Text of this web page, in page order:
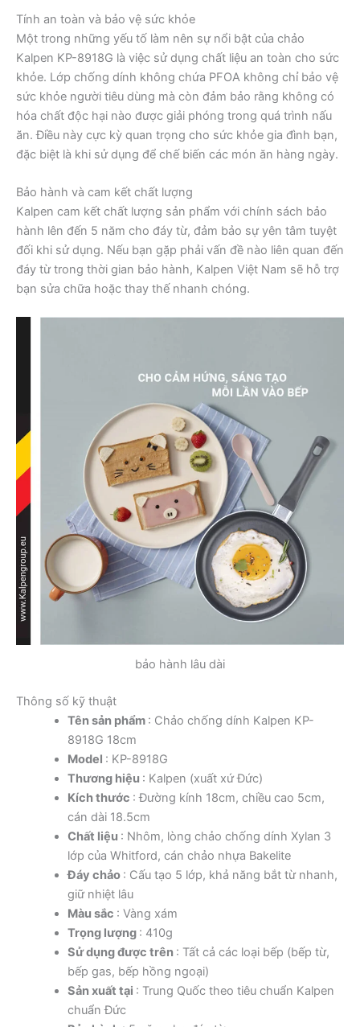
Tính an toàn và bảo vệ sức khỏe
Một trong những yếu tố làm nên sự nổi bật của chảo
Kalpen KP-8918G là việc sử dụng chất liệu an toàn cho sức
khỏe. Lớp chống dính không chứa PFOA không chỉ bảo vệ
sức khỏe người tiêu dùng mà còn đảm bảo rằng không có
hóa chất độc hại nào được giải phóng trong quá trình nấu
ăn. Điều này cực kỳ quan trọng cho sức khỏe gia đình bạn,
đặc biệt là khi sử dụng để chế biến các món ăn hàng ngày.
Bảo hành và cam kết chất lượng
Kalpen cam kết chất lượng sản phẩm với chính sách bảo
hành lên đến 5 năm cho đáy từ, đảm bảo sự yên tâm tuyệt
đối khi sử dụng. Nếu bạn gặp phải vấn đề nào liên quan đến
đáy từ trong thời gian bảo hành, Kalpen Việt Nam sẽ hỗ trợ
bạn sửa chữa hoặc thay thế nhanh chóng.
bảo hành lâu dài
Thông số kỹ thuật
Tên sản phẩm : Chảo chống dính Kalpen KP-
8918G 18cm
Model : KP-8918G
Thương hiệu : Kalpen (xuất xứ Đức)
Kích thước : Đường kính 18cm, chiều cao 5cm,
cán dài 18.5cm
Chất liệu : Nhôm, lòng chảo chống dính Xylan 3
lớp của Whitford, cán chảo nhựa Bakelite
Đáy chảo : Cấu tạo 5 lớp, khả năng bắt từ nhanh,
giữ nhiệt lâu
Màu sắc : Vàng xám
Trọng lượng : 410g
Sử dụng được trên : Tất cả các loại bếp (bếp từ,
bếp gas, bếp hồng ngoại)
Sản xuất tại : Trung Quốc theo tiêu chuẩn Kalpen
chuẩn Đức